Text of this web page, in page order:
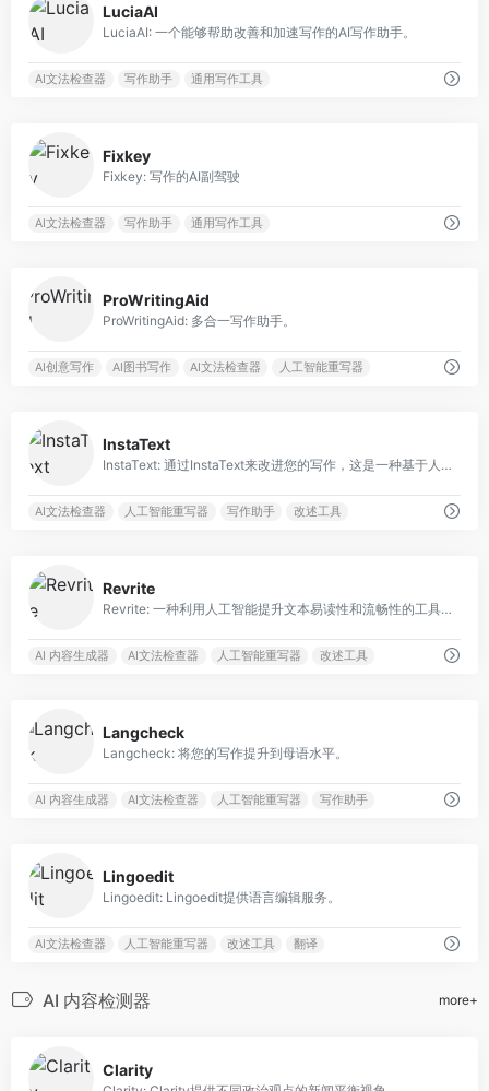
LuciaAI
LuciaAI: 一个能够帮助改善和加速写作的AI写作助手。
AI文法检查器 写作助手 通用写作工具
Fixkey
Fixkey: 写作的AI副驾驶
AI文法检查器 写作助手 通用写作工具
ProWritingAid
ProWritingAid: 多合一写作助手。
AI创意写作 AI图书写作 AI文法检查器 人工智能重写器
InstaText
InstaText: 通过InstaText来改进您的写作，这是一种基于人工智能的在线工具，它提供改进和修正建议，使您的文本听起来更自然和地道。
AI文法检查器 人工智能重写器 写作助手 改述工具
Revrite
Revrite: 一种利用人工智能提升文本易读性和流畅性的工具，支持多语言和各种内容类型。
AI 内容生成器 AI文法检查器 人工智能重写器 改述工具
Langcheck
Langcheck: 将您的写作提升到母语水平。
AI 内容生成器 AI文法检查器 人工智能重写器 写作助手
Lingoedit
Lingoedit: Lingoedit提供语言编辑服务。
AI文法检查器 人工智能重写器 改述工具 翻译
AI 内容检测器 more+
Clarity